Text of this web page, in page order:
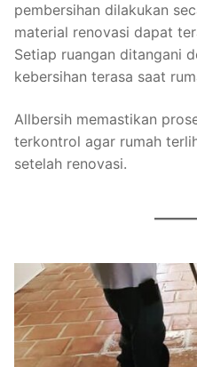
pembersihan dilakukan
material renovasi dapat
Setiap ruangan ditangani
kebersihan terasa saat
Allbersih memastikan
terkontrol agar rumah
setelah renovasi.